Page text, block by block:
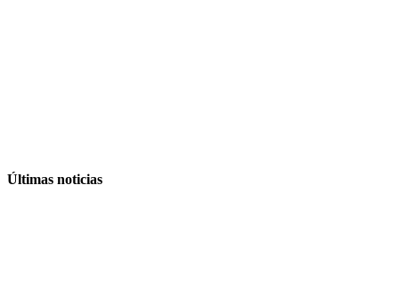
Últimas noticias